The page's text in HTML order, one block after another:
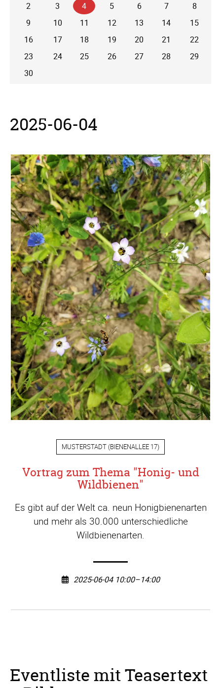
2
3 4 5 6 7
8
9
10 11 12 13 14
15
16
17 18 19 20 21
22
23
24 25 26 27 28
29
30
2025-06-04
MUSTERSTADT (BIENENALLEE 17)
Vortrag zum Thema "Honig- und
Wildbienen"
Es gibt auf der Welt ca. neun Honigbienenarten
und mehr als 30.000 unterschiedliche
Wildbienenarten.
2025-06-04 10:00–14:00
Eventliste mit Teasertext